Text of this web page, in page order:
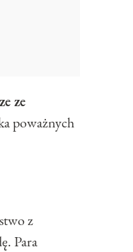
ze
poważnych
z
Para